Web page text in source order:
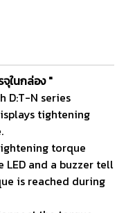
ในกล่อง "
D:T-N series
tightening
torque
and a buzzer tell
is reached during